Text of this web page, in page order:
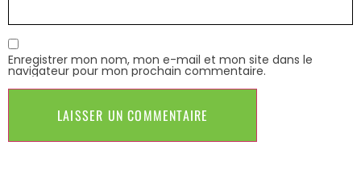
Enregistrer mon nom, mon e-mail et mon site dans le
navigateur pour mon prochain commentaire.